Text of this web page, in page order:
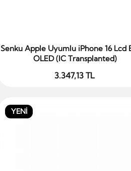
Sepete Ekle
Senku Apple Uyumlu iPhone 16 Lcd
OLED (IC Transplanted)
3.347,13 TL
YENİ